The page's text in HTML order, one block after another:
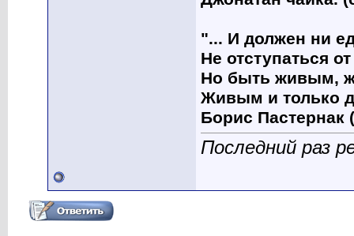
"... И должен ни
Не отступаться
Но быть живым,
Живым и только
Борис Пастернак
Последний раз